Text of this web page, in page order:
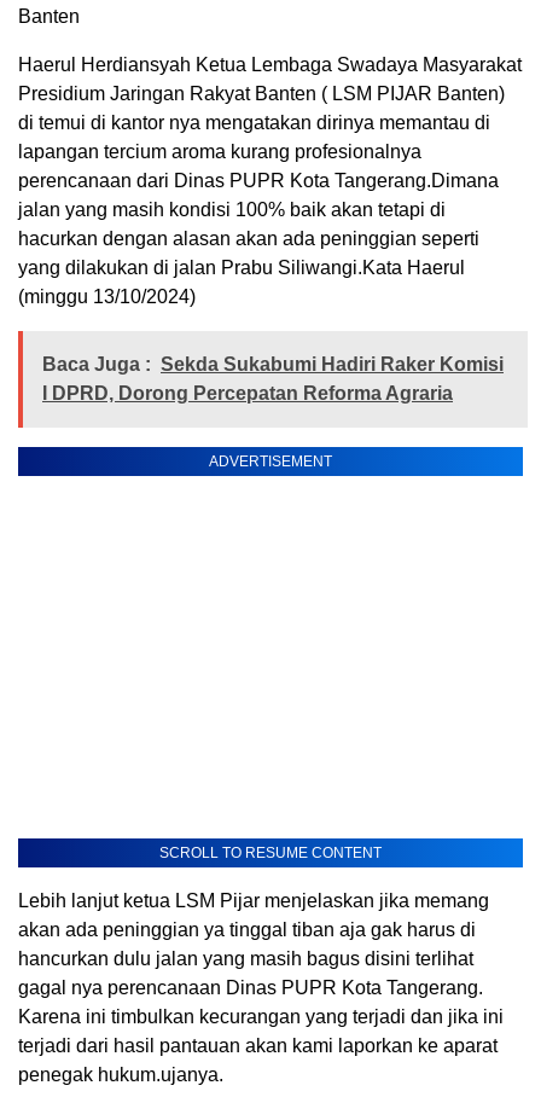
Banten
Haerul Herdiansyah Ketua Lembaga Swadaya Masyarakat
Presidium Jaringan Rakyat Banten ( LSM PIJAR Banten)
di temui di kantor nya mengatakan dirinya memantau di
lapangan tercium aroma kurang profesionalnya
perencanaan dari Dinas PUPR Kota Tangerang.Dimana
jalan yang masih kondisi 100% baik akan tetapi di
hacurkan dengan alasan akan ada peninggian seperti
yang dilakukan di jalan Prabu Siliwangi.Kata Haerul
(minggu 13/10/2024)
Baca Juga : Sekda Sukabumi Hadiri Raker Komisi
I DPRD, Dorong Percepatan Reforma Agraria
ADVERTISEMENT
SCROLL TO RESUME CONTENT
Lebih lanjut ketua LSM Pijar menjelaskan jika memang
akan ada peninggian ya tinggal tiban aja gak harus di
hancurkan dulu jalan yang masih bagus disini terlihat
gagal nya perencanaan Dinas PUPR Kota Tangerang.
Karena ini timbulkan kecurangan yang terjadi dan jika ini
terjadi dari hasil pantauan akan kami laporkan ke aparat
penegak hukum.ujanya.